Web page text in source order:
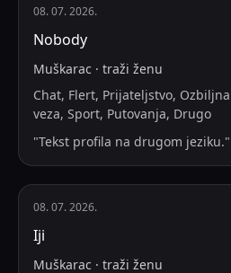
08. 07. 2026.
Nobody
Muškarac · traži ženu
Chat, Flert, Prijateljstvo,
veza, Sport, Putovanja, Drugo
"Tekst profila na drugom jeziku."
08. 07. 2026.
Iji
Muškarac · traži ženu